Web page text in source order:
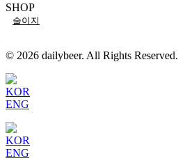
SHOP
술이지
© 2026 dailybeer. All Rights Reserved.
KOR
ENG
KOR
ENG